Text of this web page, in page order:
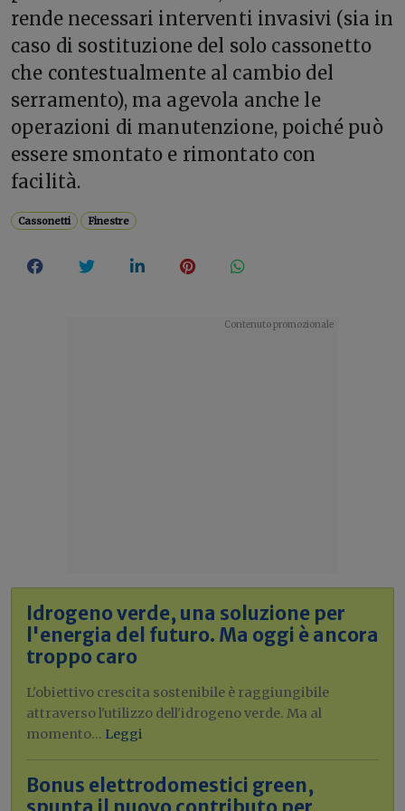
rende necessari interventi invasivi (sia in
caso di sostituzione del solo cassonetto
che contestualmente al cambio del
serramento), ma agevola anche le
operazioni di manutenzione, poiché può
essere smontato e rimontato con
facilità.
Cassonetti Finestre
Idrogeno verde, una soluzione per
l'energia del futuro. Ma oggi è ancora
troppo caro
L'obiettivo crescita sostenibile è raggiungibile
attraverso l'utilizzo dell'idrogeno verde. Ma al
momento... Leggi
Bonus elettrodomestici green,